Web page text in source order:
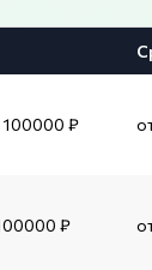
100000 ₽
₽